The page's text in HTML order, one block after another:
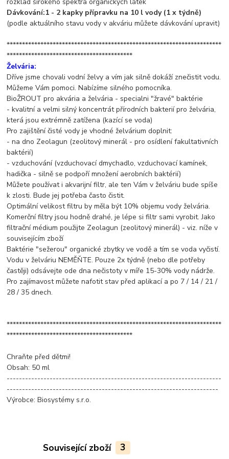
Dávkování:1 - 2 kapky přípravku na 10 l vody (1 x týdně)
(podle aktuálního stavu vody v akváriu můžete dávkování upravit)
**********************************************************************
*****************************************
Želvária:
Dříve jsme chovali vodní želvy a vím jak silně dokáží znečistit vodu.
Můžeme Vám pomoci. Nabízíme silného pomocníka.
BioŽROUT pro akvária a želvária - specialni "žravé" baktérie
- kvalitní a velmi silný koncentrát přírodních bakterií pro želvária,
která jsou extrémně zatížena (kazící se voda)
Pro zajištění čisté vody je vhodné želvárium doplnit:
- na dno Zeolagun (zeolitový minerál - pro osídlení fakultativních
baktérií)
- vzduchování (vzduchovací dmychadlo, vzduchovací kamínek,
hadička - silně se podpoří množení aerobních baktérií)
Můžete používat i akvarijní filtr, ale ten Vám v želváriu bude spíše
k zlosti. Bude jej potřeba často čistit.
Optimální velikost filtru by měla být 10% objemu vody želvária.
Komerční filtry jsou hodně drahé, je lépe si filtr sami vyrobit. Jako
filtrační médium použijte Zeolagun (zeolitový minerál) - viz. níže v
souvisejícím zboží
Baktérie "sežerou" organické zbytky ve vodě a tím se voda vyčistí.
Vodu v želváriu NEMĚŇTE. Pouze 2x týdně (nebo dle potřeby
častěji) odsávejte ode dna nečistoty v míře 15-30% vody nádrže.
Pro zajímavost můžete nafotit stav před aplikací a po 7 / 14 / 21 /
28 / 35 dnech.
**********************************************************************
*****************************************
Chraňte před dětmi!
Obsah: 50 ml
----------------------------------------------------------------------
---------------------------------------------------------------------
Výrobce: Biosystémy s.r.o.
Související zboží 3